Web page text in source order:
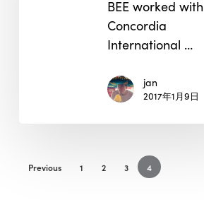
BEE worked with
Concordia
International …
jan
2017年1月9日
Previous 1 2 3 4